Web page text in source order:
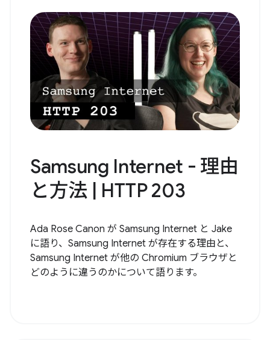
Samsung Internet - 理由
と方法 | HTTP 203
Ada Rose Canon が Samsung Internet と Jake
に語り、Samsung Internet が存在する理由と、
Samsung Internet が他の Chromium ブラウザと
どのように違うのかについて語ります。